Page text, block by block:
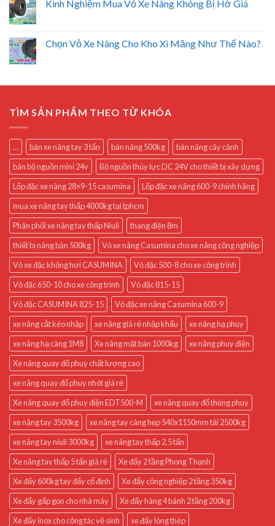
Kinh Nghiệm Mua Vỏ Xe Nâng Không Bị Hớ Giá
Chọn Vỏ Xe Nâng Cho Kho Xi Măng Như Thế Nào?
TÌM SẢN PHẨM THEO TỪ KHÓA
... bán xe nâng tay 3 tấn bàn nâng 500kg
bàn nâng cây cảnh
bán bộ nguồn mini 24v
Bộ nguồn thủy lực DC 24V cho thiết bị xây dựng
Lốp đặc xe nâng 28×9-15 casumina
Lốp đặc xe nâng 600-9 chính hãng
mua xe nâng tay thấp 4000kg tại tphcm
Phân phối xe nâng tay thấp Niuli
thang điện 8m
thiết bị nâng bàn 500kg
Vỏ xe nâng Casumina cho xe nâng công nghiệp
Vỏ xe đặc không hơi CASUMINA
Vỏ đặc 500-8 cho xe công trình
Vỏ đặc 650-10 cho xe công trình
Vỏ đặc 815-15
Vỏ đặc CASUMINA 825-15
Vỏ đặc xe nâng Casumina 600-9
xe nâng cắt kéo nhập
xe nâng giá rẻ nhập khẩu
xe nâng hạ phuy
xe nâng hạ càng 1M8
Xe nâng mặt bàn 1000kg
xe nâng phuy điện
Xe nâng quay đổ phuy chất lượng cao
xe nâng quay đổ phuy nhót giá rẻ
Xe nâng quay đổ phuy điện EDT500-M
xe nâng quay đổ thùng phuy
xe nâng tay 3500kg
xe nâng tay càng hẹp 540x1150mm tải 2500kg
xe nâng tay niuli 3000kg
xe nâng tay thấp 2.5 tấn
Xe nâng tay thấp 5 tấn giá rẻ
Xe đẩy 2 tầng Phong Thạnh
Xe đẩy 600kg tay đẩy cố định
Xe đẩy công nghiệp 2 tầng 350kg
Xe đẩy gấp gọn cho nhà máy
Xe đẩy hàng 4 bánh 2 tầng 200kg
Xe đẩy inox cho công tác vệ sinh
xe đẩy lòng thép